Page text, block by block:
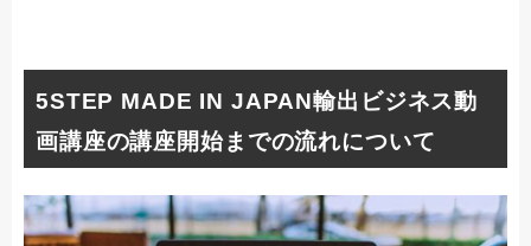
5STEP MADE IN JAPAN輸出ビジネス動
画講座の講座開始までの流れについて